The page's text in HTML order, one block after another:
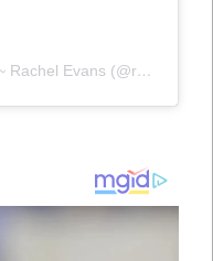
A post shared by Barbie Parody ~ Rachel Evans (@rachel_evans_bikini)